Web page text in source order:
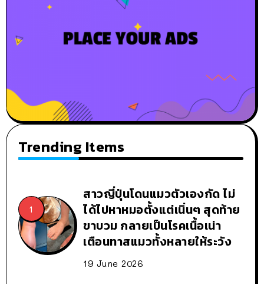
Trending Items
สาวญี่ปุ่นโดนแมวตัวเองกัด ไม่
ได้ไปหาหมอตั้งแต่เนิ่นๆ สุดท้าย
ขาบวม กลายเป็นโรคเนื้อเน่า
เตือนทาสแมวทั้งหลายให้ระวัง
19 June 2026